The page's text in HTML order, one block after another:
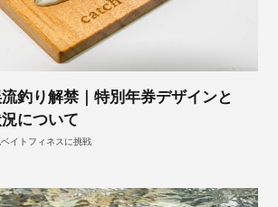
釣り解禁｜特別年券デザインと
について
イトフィネスに挑戦